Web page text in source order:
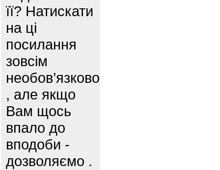
її? Натискати
на ці
посилання
зовсім
необов’язково
, але якщо
Вам щось
впало до
вподоби -
дозволяємо .